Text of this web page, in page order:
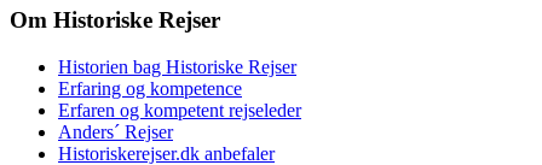
Om Historiske Rejser
Historien bag Historiske Rejser
Erfaring og kompetence
Erfaren og kompetent rejseleder
Anders´ Rejser
Historiskerejser.dk anbefaler